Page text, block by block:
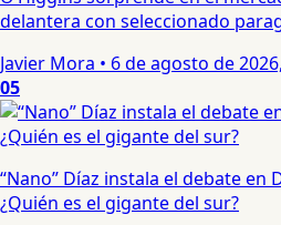
delantera con seleccionado
Javier Mora • 6 de agosto de
05
“Nano” Díaz instala el debate en
¿Quién es el gigante del sur?